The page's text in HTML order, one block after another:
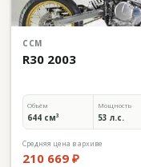
CCM
R30 2003
Объём
644 см³
Мощность
53 л.с.
Средняя цена в архиве
210 669 ₽